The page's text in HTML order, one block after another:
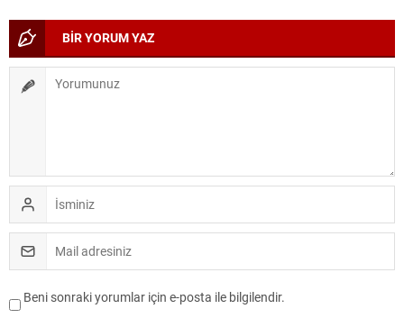
BİR YORUM YAZ
Beni sonraki yorumlar için e-posta ile bilgilendir.